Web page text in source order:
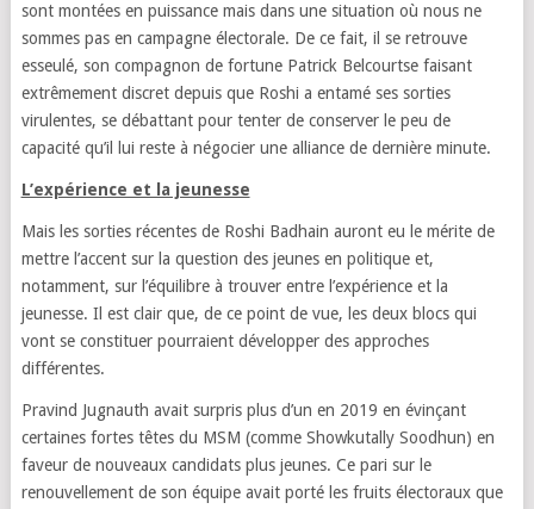
sont montées en puissance mais dans une situation où nous ne
sommes pas en campagne électorale. De ce fait, il se retrouve
esseulé, son compagnon de fortune Patrick Belcourtse faisant
extrêmement discret depuis que Roshi a entamé ses sorties
virulentes, se débattant pour tenter de conserver le peu de
capacité qu’il lui reste à négocier une alliance de dernière minute.
L’expérience et la jeunesse
Mais les sorties récentes de Roshi Badhain auront eu le mérite de
mettre l’accent sur la question des jeunes en politique et,
notamment, sur l’équilibre à trouver entre l’expérience et la
jeunesse. Il est clair que, de ce point de vue, les deux blocs qui
vont se constituer pourraient développer des approches
différentes.
Pravind Jugnauth avait surpris plus d’un en 2019 en évinçant
certaines fortes têtes du MSM (comme Showkutally Soodhun) en
faveur de nouveaux candidats plus jeunes. Ce pari sur le
renouvellement de son équipe avait porté les fruits électoraux que